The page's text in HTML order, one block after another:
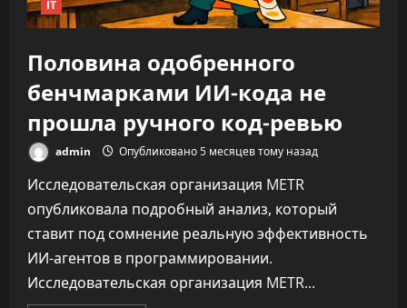
IT
Половина одобренного
бенчмарками ИИ-кода не
прошла ручного код-ревью
admin Опубликовано 5 месяцев тому назад
Исследовательская организация METR
опубликовала подробный анализ, который
ставит под сомнение реальную эффективность
ИИ-агентов в программировании.
Исследовательская организация METR...